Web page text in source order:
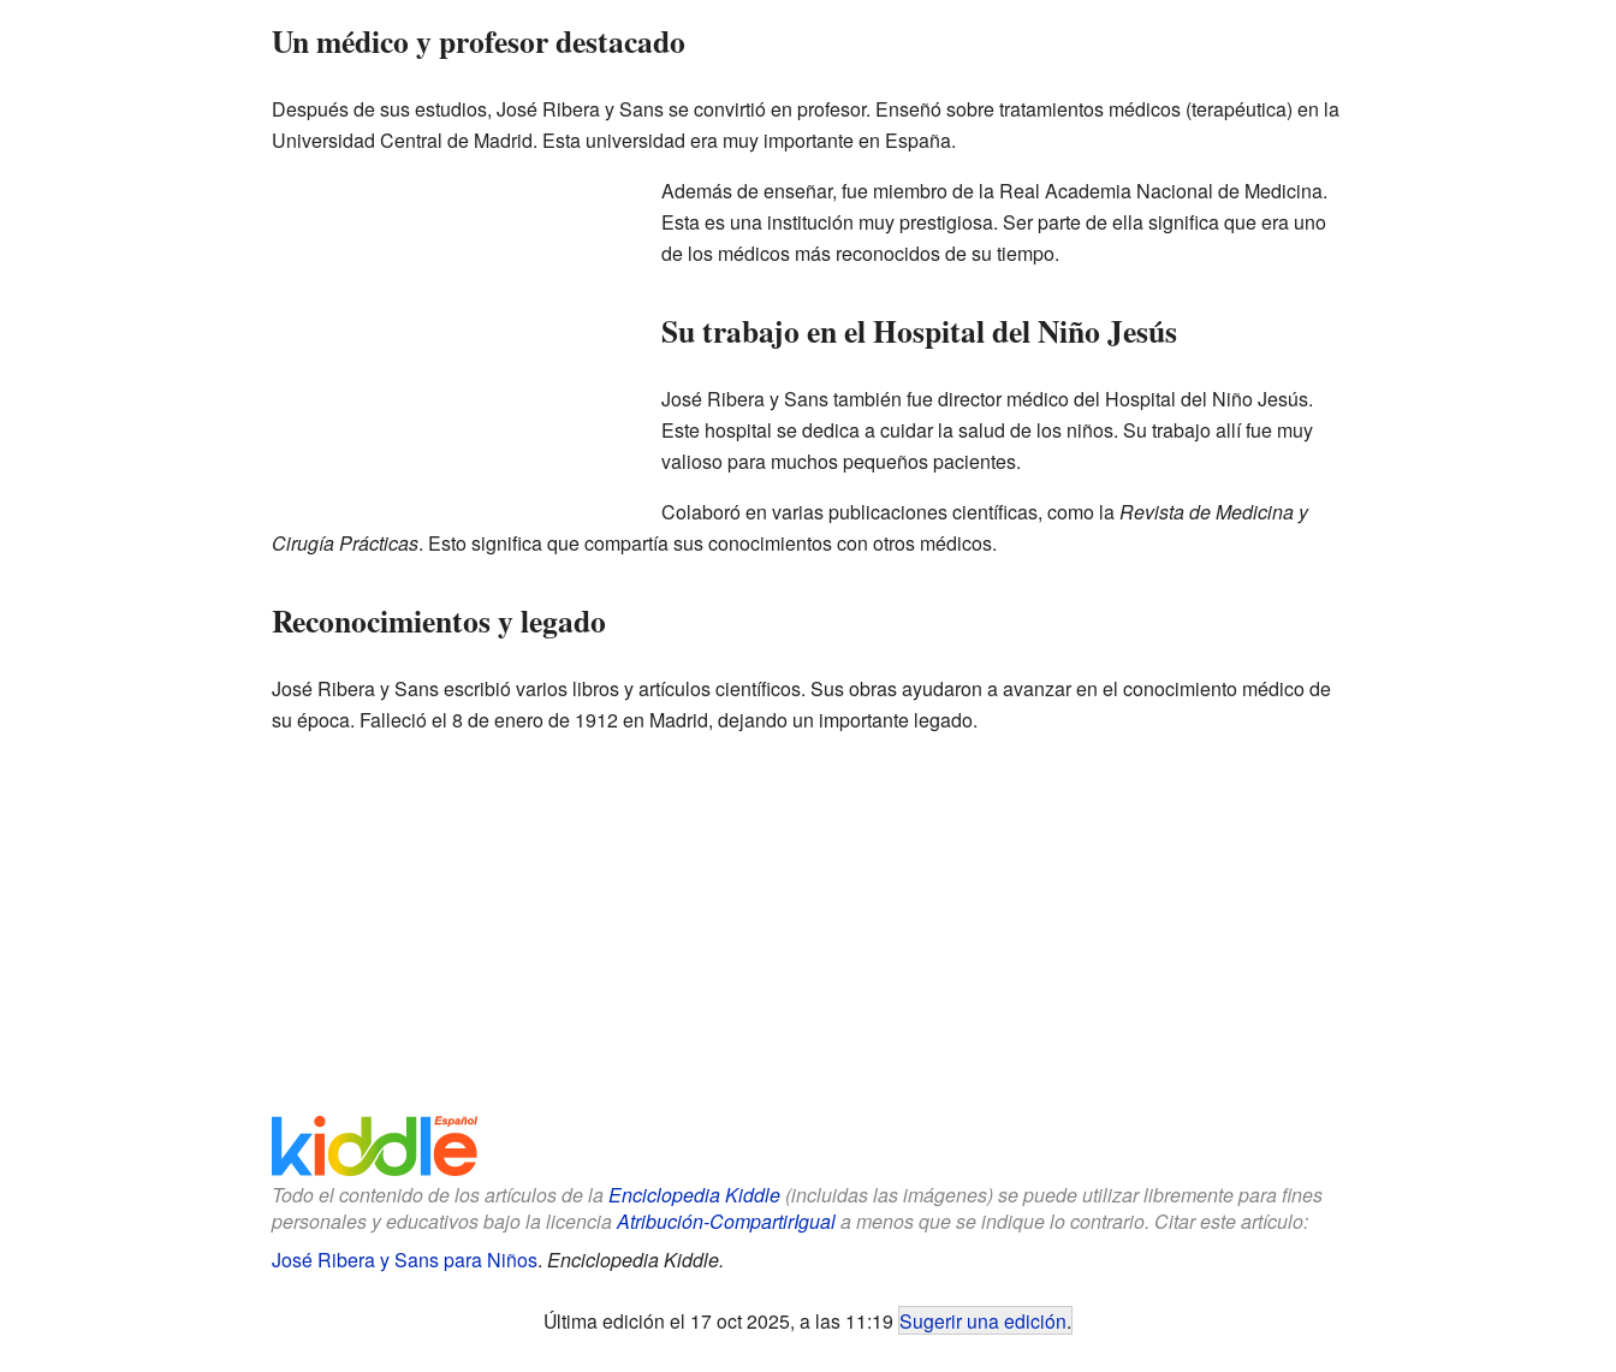
Un médico y profesor destacado
Después de sus estudios, José Ribera y Sans se convirtió en profesor. Enseñó sobre tratamientos médicos (terapéutica) en la
Universidad Central de Madrid. Esta universidad era muy importante en España.
Además de enseñar, fue miembro de la Real Academia Nacional de Medicina.
Esta es una institución muy prestigiosa. Ser parte de ella significa que era uno
de los médicos más reconocidos de su tiempo.
Su trabajo en el Hospital del Niño Jesús
José Ribera y Sans también fue director médico del Hospital del Niño Jesús.
Este hospital se dedica a cuidar la salud de los niños. Su trabajo allí fue muy
valioso para muchos pequeños pacientes.
Colaboró en varias publicaciones científicas, como laRevista de Medicina y
Cirugía Prácticas. Esto significa que compartía sus conocimientos con otros médicos.
Reconocimientos y legado
José Ribera y Sans escribió varios libros y artículos científicos. Sus obras ayudaron a avanzar en el conocimiento médico de
su época. Falleció el 8 de enero de 1912 en Madrid, dejando un importante legado.
Todo el contenido de los artículos de la Enciclopedia Kiddle(incluidas las imágenes) se puede utilizar libremente para fines
personales y educativos bajo la licenciaAtribución-CompartirIguala menos que se indique lo contrario. Citar este artículo:
José Ribera y Sans para Niños. Enciclopedia Kiddle.
Última edición el 17 oct 2025, a las 11:19 Sugerir una edición.